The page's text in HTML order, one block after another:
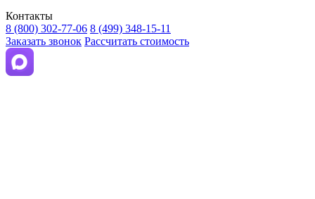
Контакты
8 (800) 302-77-06 8 (499) 348-15-11
Заказать звонок Рассчитать стоимость